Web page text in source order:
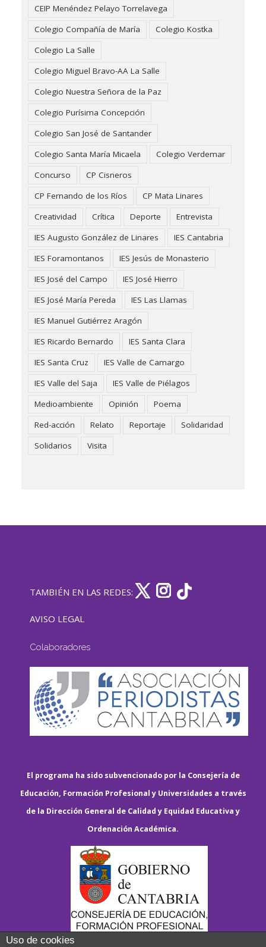
CEIP Menéndez Pelayo Torrelavega
Colegio Compañía de María
Colegio Kostka
Colegio La Salle
Colegio Miguel Bravo-AA La Salle
Colegio Nuestra Señora de la Paz
Colegio Purísima Concepción
Colegio San José de Santander
Colegio Santa María Micaela
Colegio Verdemar
Concurso
CP Cisneros
CP Fernando de los Ríos
CP Mata Linares
Creatividad
Crítica Deporte
Entrevista
IES Augusto González de Linares
IES Cantabria
IES Foramontanos
IES Jesús de Monasterio
IES José del Campo
IES José Hierro
IES José María Pereda
IES Las Llamas
IES Manuel Gutiérrez Aragón
IES Ricardo Bernardo
IES Santa Clara
IES Santa Cruz
IES Valle de Camargo
IES Valle del Saja
IES Valle de Piélagos
Medioambiente
Opinión
Poema
Red-acción
Relato Reportaje
Solidaridad
Solidarios
Visita
TAMBIÉN EN LAS REDES:
AVISO LEGAL
Colaboradores
El programa ha sido subvencionado por la Consejería de
Educación, Formación Profesional y Universidades a través
de la Dirección General de Calidad y Equidad Educativa y
Ordenación Académica.
Uso de cookies